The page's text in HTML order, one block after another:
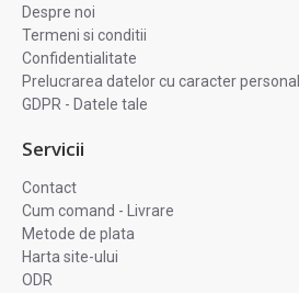
Despre noi
Termeni si conditii
Confidentialitate
Prelucrarea datelor cu caracter personal
GDPR - Datele tale
Servicii
Contact
Cum comand - Livrare
Metode de plata
Harta site-ului
ODR